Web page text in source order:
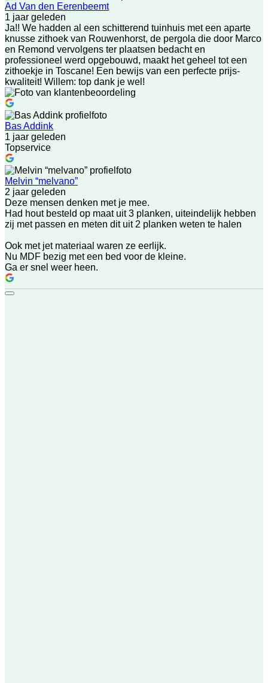
Ad Van den Eerenbeemt
1 jaar geleden
Ja!! We hadden al een schitterend tuinhuis met een aparte
knusse zithoek van Rouwenhorst, de pergola die door Marco
en Remond vervolgens ter plaatsen bedacht en
professioneel werd opgebouwd, maakt het geheel tot een
zithoekje in Toscane! Een bewijs van een perfecte prijs-
kwaliteit! Willem: top dank je wel!
Bas Addink
1 jaar geleden
Topservice
Melvin “melvano”
2 jaar geleden
Deze mensen denken met je mee.
Had hout besteld op maat uit 3 planken, uiteindelijk hebben
zij met passen en meten dit uit 2 planken weten te halen
Ook met jet materiaal waren ze eerlijk.
Nu MDF bezig met een bed voor de kleine.
Ga er snel weer heen.